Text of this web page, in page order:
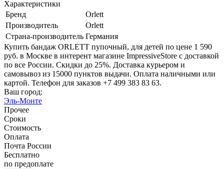
Характеристики
Бренд
Orlett
Производитель
Orlett
Страна-производитель Германия
Купить бандаж ORLETT пупочный, для детей по цене 1 590
руб. в Москве в интерент магазине ImpressiveStore с доставкой
по все России. Скидки до 25%. Доставка курьером и
самовывоз из 15000 пунктов выдачи. Оплата наличными или
картой. Телефон для заказов +7 499 383 83 63.
Ваш город:
Эль-Монте
Прочее
Сроки
Стоимость
Оплата
Почта России
Бесплатно
по предоплате